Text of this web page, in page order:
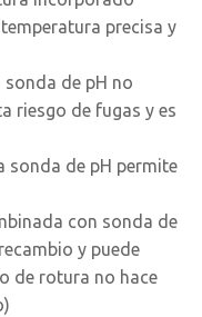
precisa y
sonda de pH no
riesgo de fugas y es
sonda de pH permite
con sonda de
y puede
de rotura no hace